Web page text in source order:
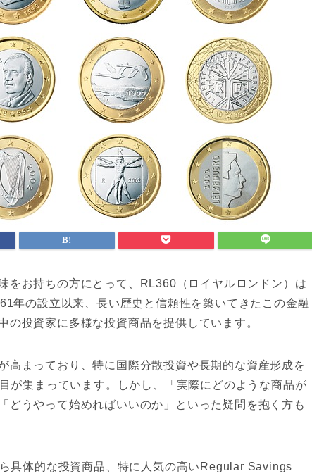
をお持ちの方にとって、RL360（ロイヤルロンドン）は
年の設立以来、長い歴史と信頼性を築いてきたこの金融
の投資家に多様な投資商品を提供しています。
高まっており、特に国際分散投資や長期的な資産形成を
が集まっています。しかし、「実際にどのような商品が
どうやって始めればいいのか」といった疑問を抱く方も
具体的な投資商品、特に人気の高いRegular Savings